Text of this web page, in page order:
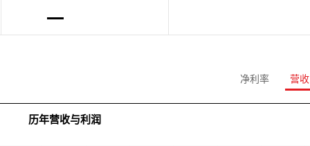
净利率 营收
历年营收与利润